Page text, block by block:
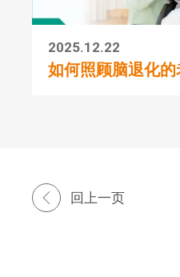
2025.12.22
如何照顾脑退化的
回上一页